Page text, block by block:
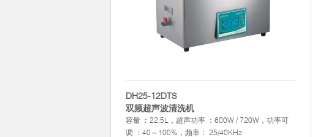
DH25-12DTS
双频超声波清洗机
容量 ：22.5L，超声功率 ：600W / 720W，功率可
调 ：40～100%，频率： 25/40KHz